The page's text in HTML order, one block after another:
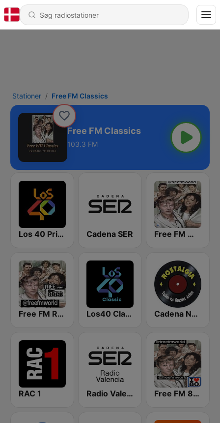
Stationer Free FM Classics
Free FM Classics
103.3 FM
Los 40 Principales Cadena SER Free FM World
Free FM Rock Los40 Classic Cadena Nostalgia
RAC 1 Radio Valencia SER Free FM 80s